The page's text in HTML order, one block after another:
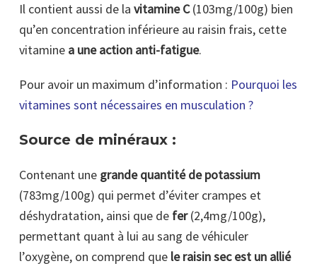
Il contient aussi de la vitamine C(103mg/100g) bien
qu’en concentration inférieure au raisin frais, cette
vitamine a une action anti-fatigue.
Pour avoir un maximum d’information : Pourquoi les
vitamines sont nécessaires en musculation ?
Source de minéraux :
Contenant une grande quantité de potassium
(783mg/100g) qui permet d’éviter crampes et
déshydratation, ainsi que de fer(2,4mg/100g),
permettant quant à lui au sang de véhiculer
l’oxygène, on comprend que le raisin sec est un allié